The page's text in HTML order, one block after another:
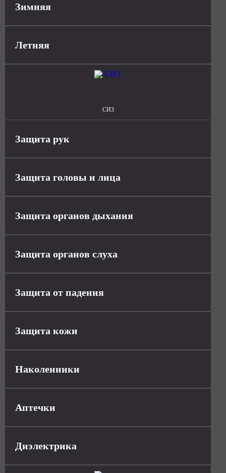
Зимняя
Летняя
СИЗ
Защита рук
Защита головы и лица
Защита органов дыхания
Защита органов слуха
Защита от падения
Защита кожи
Наколенники
Аптечки
Диэлектрика